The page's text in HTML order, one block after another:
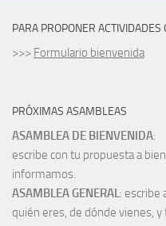
PARA PROPONER ACTIVIDADES
>>> Formulario bienvenida
PRÓXIMAS ASAMBLEAS
ASAMBLEA DE BIENVENIDA:
escribe con tu propuesta a
informamos.
ASAMBLEA GENERAL: escribe
quién eres, de dónde vienes,